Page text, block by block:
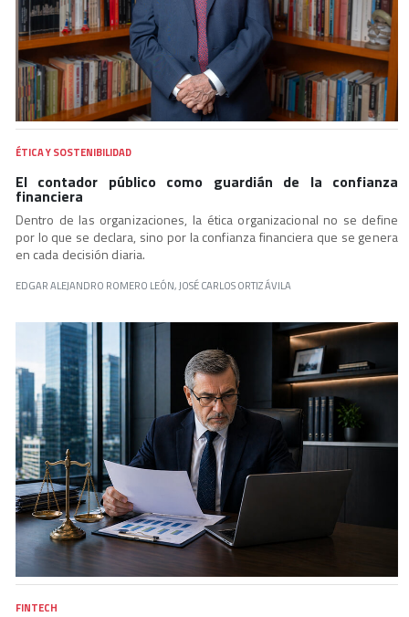
ÉTICA Y SOSTENIBILIDAD
El contador público como guardián de la confianza
financiera
Dentro de las organizaciones, la ética organizacional no se define
por lo que se declara, sino por la confianza financiera que se genera
en cada decisión diaria.
EDGAR ALEJANDRO ROMERO LEÓN, JOSÉ CARLOS ORTIZ ÁVILA
FINTECH